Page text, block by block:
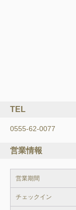
TEL
0555-62-0077
営業情報
営業期間
チェックイン